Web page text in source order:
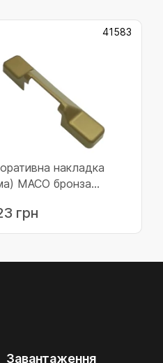
41583
накладка
MACO бронза
54783 (41583)
грн
Завантаження